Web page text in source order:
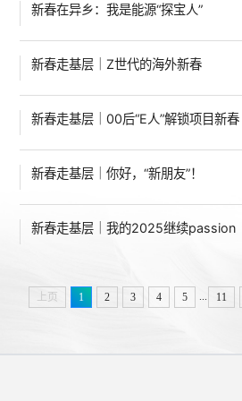
新春在异乡：我是能源“探宝人”
新春走基层｜Z世代的海外新春
新春走基层｜00后“E人”解锁项目新春
新春走基层｜你好，“新朋友”！
新春走基层｜我的2025继续passion
上页 1 2 3 4 5 ... 11